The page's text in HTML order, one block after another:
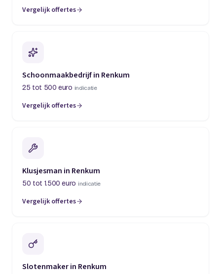
Vergelijk offertes
Schoonmaakbedrijf in Renkum
25 tot 500 euro indicatie
Vergelijk offertes
Klusjesman in Renkum
50 tot 1.500 euro indicatie
Vergelijk offertes
Slotenmaker in Renkum